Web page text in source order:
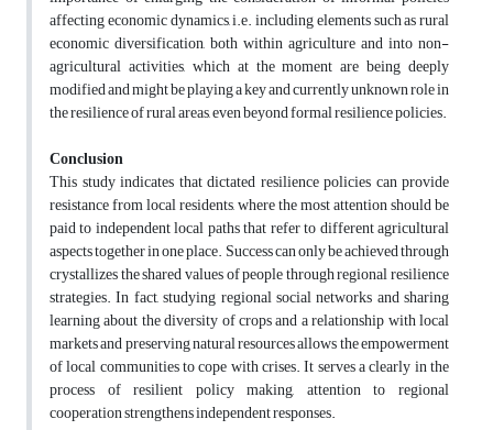
affecting economic dynamics, i.e. including elements such as rural
economic diversification, both within agriculture and into non-
agricultural activities, which at the moment are being deeply
modified and might be playing a key and currently unknown role in
the resilience of rural areas, even beyond formal resilience policies.
Conclusion
This study indicates that dictated resilience policies can provide
resistance from local residents, where the most attention should be
paid to independent local paths that refer to different agricultural
aspects together in one place. Success can only be achieved through
crystallizes the shared values of people through regional resilience
strategies. In fact, studying regional social networks and sharing
learning about the diversity of crops and a relationship with local
markets and preserving natural resources allows the empowerment
of local communities to cope with crises. It serves a clearly in the
process of resilient policy making, attention to regional
cooperation strengthens independent responses.